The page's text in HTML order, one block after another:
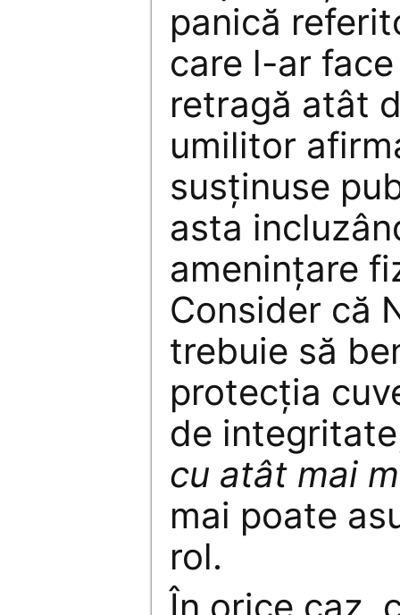
panică
care l-ar
retragă atât
umilitor
susținuse
asta
amenințare
Consider că
trebuie să
protecția
de
cu atât mai
mai poate
rol.
În orice caz,